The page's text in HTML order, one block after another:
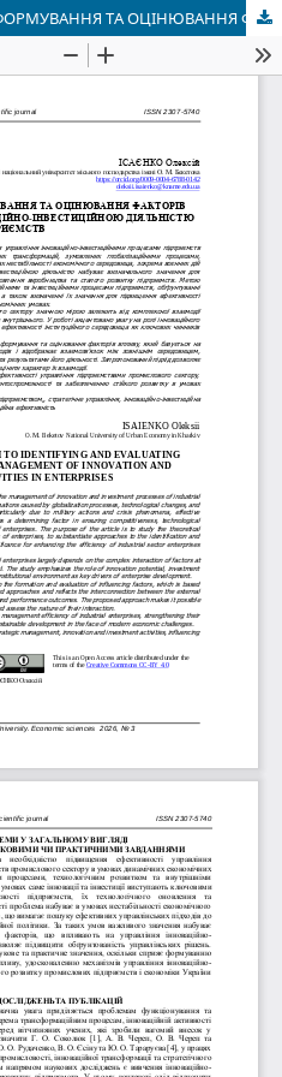
МЕТОДИЧНИЙ ПІДХІД ДО ФОРМУВАННЯ ТА ОЦІНЮВАННЯ ФАКТОРІВ ВПЛИВУ НА УПРАВЛІННЯ ІННОВАЦІЙНО-ІНВЕСТИЦІЙНОЮ ДІЯЛЬНІСТЮ ПІДПРИЄМСТВ